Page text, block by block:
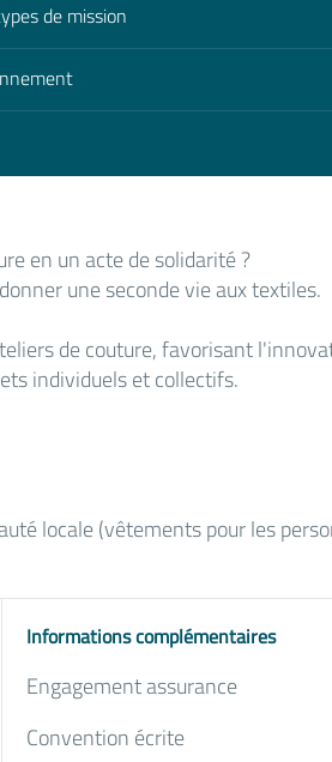
de mission
en un acte de solidarité ?
une seconde vie aux textiles.
de couture, favorisant
individuels et collectifs.
locale (vêtements pour les
Informations complémentaires
Engagement assurance
Convention écrite